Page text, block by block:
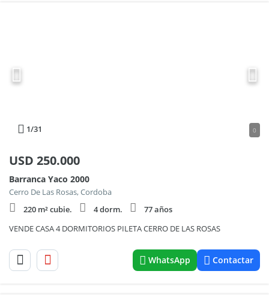
1/31 0
USD 250.000
Barranca Yaco 2000
Cerro De Las Rosas, Cordoba
220 m² cubie.
4 dorm.
77 años
VENDE CASA 4 DORMITORIOS PILETA CERRO DE LAS ROSAS
WhatsApp Contactar